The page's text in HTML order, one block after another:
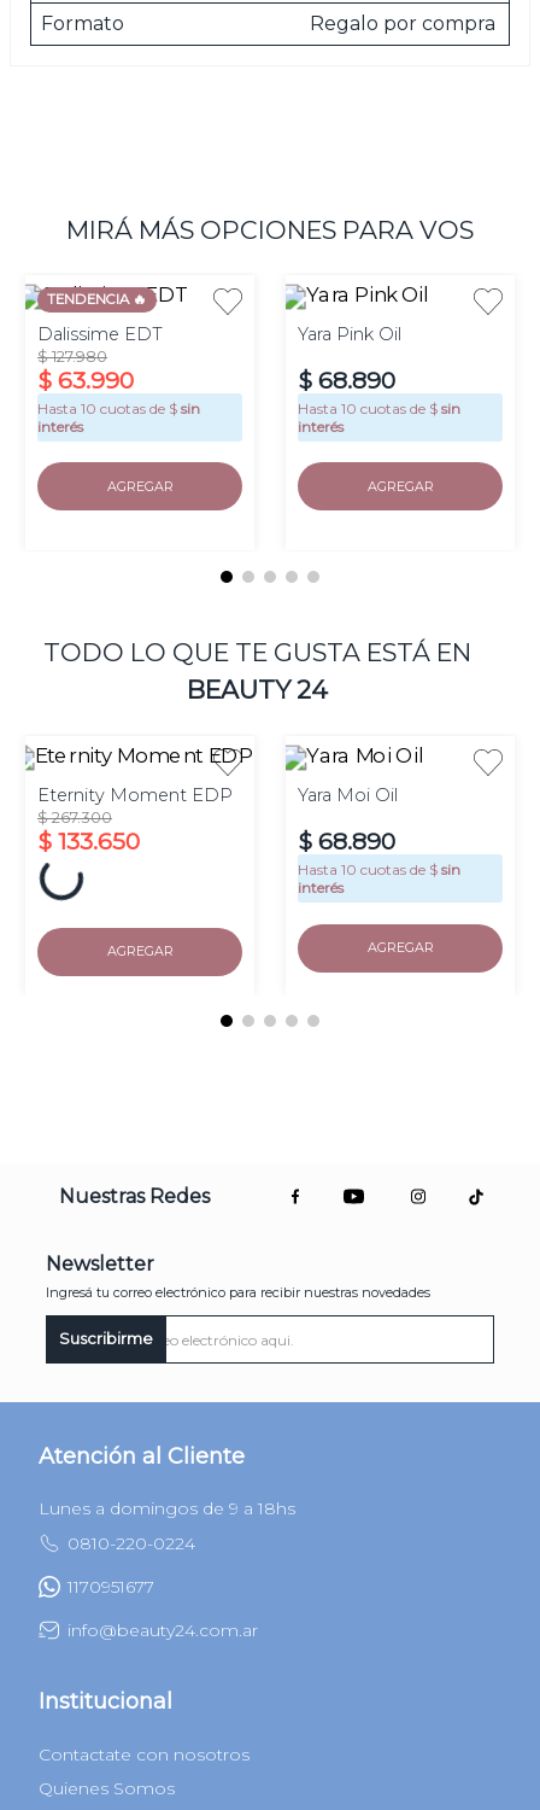
Formato
Regalo por compra
MIRÁ MÁS OPCIONES PARA VOS
TENDENCIA 🔥
Dalissime EDT
$ 127.980
$ 63.990
Hasta 10 cuotas de $ sin
interés
AGREGAR
Yara Pink Oil
$ 68.890
Hasta 10 cuotas de $ sin
interés
AGREGAR
TODO LO QUE TE GUSTA ESTÁ EN
BEAUTY 24
Eternity Moment EDP
$ 267.300
$ 133.650
AGREGAR
Yara Moi Oil
$ 68.890
Hasta 10 cuotas de $ sin
interés
AGREGAR
Nuestras Redes
Newsletter
Ingresá tu correo electrónico para recibir nuestras novedades
Suscribirme
Atención al Cliente
Lunes a domingos de 9 a 18hs
0810-220-0224
1170951677
info@beauty24.com.ar
Institucional
Contactate con nosotros
Quienes Somos